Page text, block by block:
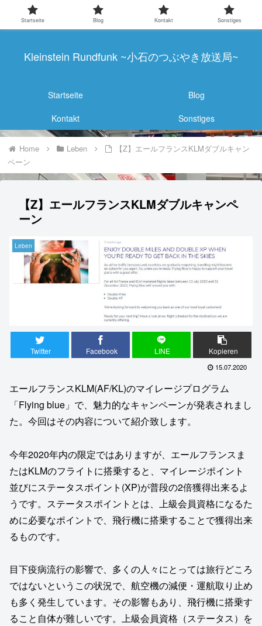
Kleinstein Rundfunk ~小石のつぶやき放送局~
Startseite
Blog
Kontakt
Sonstiges
Home Leben
【Z】エールフランスKLMダブルキャン
ペーン
【Z】エールフランスKLMダブルキャンペ
ーン
Leben
Twitter Facebook LINE Kopieren
15.07.2020
エールフランスKLM(AF/KL)のマイレージプログラム
「Flying blue」で、魅力的なキャンペーンが発表されまし
た。今回はその内容について紹介致します。
今年2020年内の限定ではありますが、エールフランスま
たはKLMのフライトに搭乗すると、マイレージポイント
並びにステータスポイント(XP)が普段の2倍獲得出来るよ
うです。ステータスポイントとは、上級会員資格になるた
めに必要なポイントで、飛行機に搭乗することで獲得出来
るものです。
目下疫病流行の影響で、多くの人々にとっては旅行どころ
ではないというこの状況で、航空機の減便・運航取り止め
も多く発生しています。その影響もあり、飛行機に搭乗す
ること自体が難しいです。上級会員資格（ステータス）を
Startseite Blog Kontakt Sonstiges